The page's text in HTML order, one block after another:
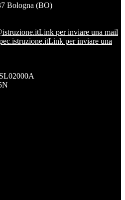
Bologna (BO)
Link per inviare una mail
Link per inviare una